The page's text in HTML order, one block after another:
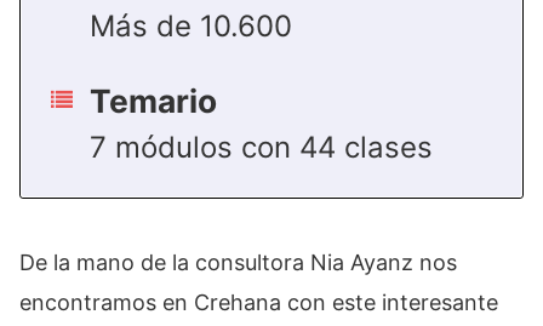
Más de 10.600
Temario
7 módulos con 44 clases
De la mano de la consultora Nia Ayanz nos
encontramos en Crehana con este interesante